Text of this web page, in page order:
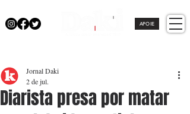
APOIE
Diarista presa por matar
Jornal Daki
2 de jul.